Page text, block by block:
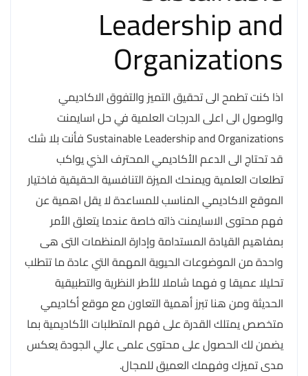
Leadership and
Organizations
اذا كنت تطمح الى تحقيق التميز والتفوق الاكاديمي
والوصول الى اعلى الدرجات العلمية في حل اسايمنت
Sustainable Leadership and Organizations فأنت بلا شك
قد تحتاج الى الدعم الأكاديمي المحترف الذي يواكب
تطلعات العلمية ويمنحك الميزة التنافسية الحقيقية فاختيار
الموقع الاكاديمي المناسب للمساعدة لا يقل اهمية عن
فهم محتوى الاسايمنت ذاته خاصة عندما يتعلق الأمر
بمفاهيم القيادة المستدامة وإدارة المنظمات التى هى
واحدة من الموضوعات الحيوية المهمة التي عادة ما تتطلب
تحليلا عميقا و فهما شاملا للأطر النظرية والتطبيقية
الحديثة ومن هنا تبرز أهمية التعاون مع موقع أكاديمي
متخصص يمتلك القدرة على فهم المتطلبات الأكاديمية بما
يضمن لك الحصول على محتوى علمى عالي الجودة يعكس
مدى تميزك وفهمك العميق للمجال.